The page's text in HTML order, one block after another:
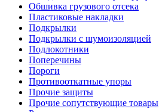
Обшивка грузового отсека
Пластиковые накладки
Подкрылки
Подкрылки с шумоизоляцией
Подлокотники
Поперечины
Пороги
Противооткатные упоры
Прочие защиты
Прочие сопутствующие товары